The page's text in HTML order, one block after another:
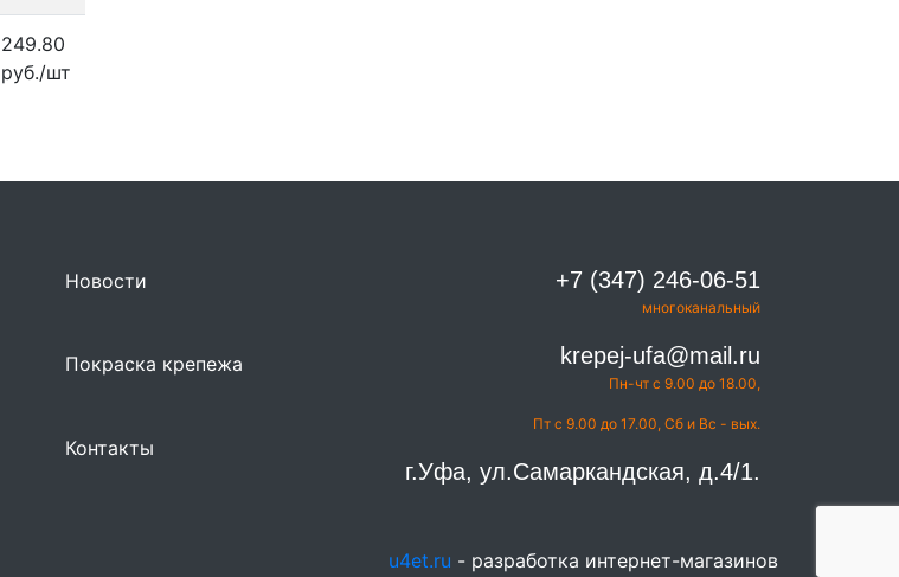
249.80
руб./шт
Новости
Покраска крепежа
Контакты
+7 (347) 246-06-51
многоканальный
krepej-ufa@mail.ru
Пн-чт с 9.00 до 18.00,
Пт с 9.00 до 17.00, Сб и Вс - вых.
г.Уфа, ул.Самаркандская, д.4/1.
u4et.ru - разработка интернет-магазинов